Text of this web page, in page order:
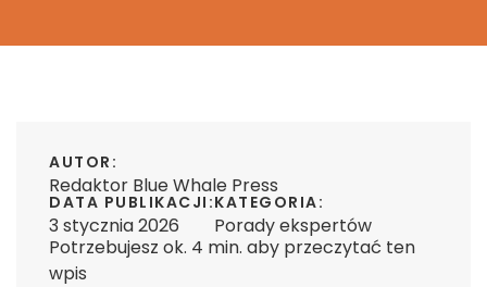
AUTOR:
Redaktor Blue Whale Press
DATA PUBLIKACJI:
3 stycznia 2026
KATEGORIA:
Porady ekspertów
Potrzebujesz ok. 4 min. aby przeczytać ten
wpis